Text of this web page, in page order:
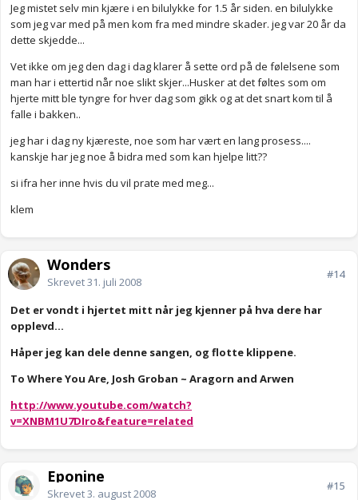
Jeg mistet selv min kjære i en bilulykke for 1.5 år siden. en bilulykke
som jeg var med på men kom fra med mindre skader. jeg var 20 år da
dette skjedde...
Vet ikke om jeg den dag i dag klarer å sette ord på de følelsene som
man har i ettertid når noe slikt skjer...Husker at det føltes som om
hjerte mitt ble tyngre for hver dag som gikk og at det snart kom til å
falle i bakken..
jeg har i dag ny kjæreste, noe som har vært en lang prosess....
kanskje har jeg noe å bidra med som kan hjelpe litt??
si ifra her inne hvis du vil prate med meg...
klem
Wonders
Skrevet31. juli 2008
#14
Det er vondt i hjertet mitt når jeg kjenner på hva dere har
opplevd...
Håper jeg kan dele denne sangen, og flotte klippene.
To Where You Are, Josh Groban ~ Aragorn and Arwen
http://www.youtube.com/watch?
v=XNBM1U7DIro&feature=related
Eponine
Skrevet3. august 2008
#15